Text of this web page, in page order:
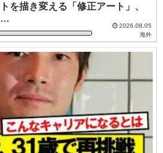
を描き変える「修正アート」、
…
2026.08.05
海外